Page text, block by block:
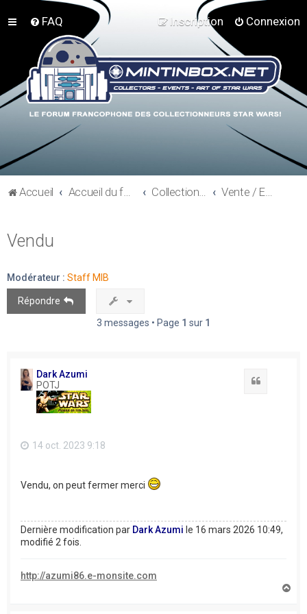
FAQ Connexion
Inscription
Accueil Accueil du forum Collections hors Star Wars Vente / Echange - Proders non SW
Vendu
Modérateur : Staff MIB
Répondre
3 messages • Page 1 sur 1
Dark Azumi
POTJ
14 oct. 2023 9:18
Vendu, on peut fermer merci
Dernière modification par Dark Azumi le 16 mars 2026 10:49,
modifié 2 fois.
http://azumi86.e-monsite.com